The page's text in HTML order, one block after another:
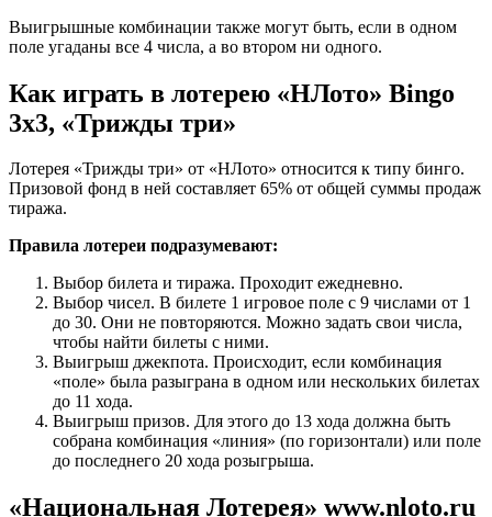
Выигрышные комбинации также могут быть, если в одном
поле угаданы все 4 числа, а во втором ни одного.
Как играть в лотерею «НЛото» Bingo
3x3, «Трижды три»
Лотерея «Трижды три» от «НЛото» относится к типу бинго.
Призовой фонд в ней составляет 65% от общей суммы продаж
тиража.
Правила лотереи подразумевают:
Выбор билета и тиража. Проходит ежедневно.
Выбор чисел. В билете 1 игровое поле с 9 числами от 1
до 30. Они не повторяются. Можно задать свои числа,
чтобы найти билеты с ними.
Выигрыш джекпота. Происходит, если комбинация
«поле» была разыграна в одном или нескольких билетах
до 11 хода.
Выигрыш призов. Для этого до 13 хода должна быть
собрана комбинация «линия» (по горизонтали) или поле
до последнего 20 хода розыгрыша.
«Национальная Лотерея» www.nloto.ru